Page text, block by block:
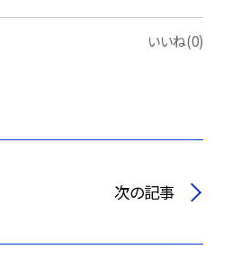
いいね(0)
次の記事